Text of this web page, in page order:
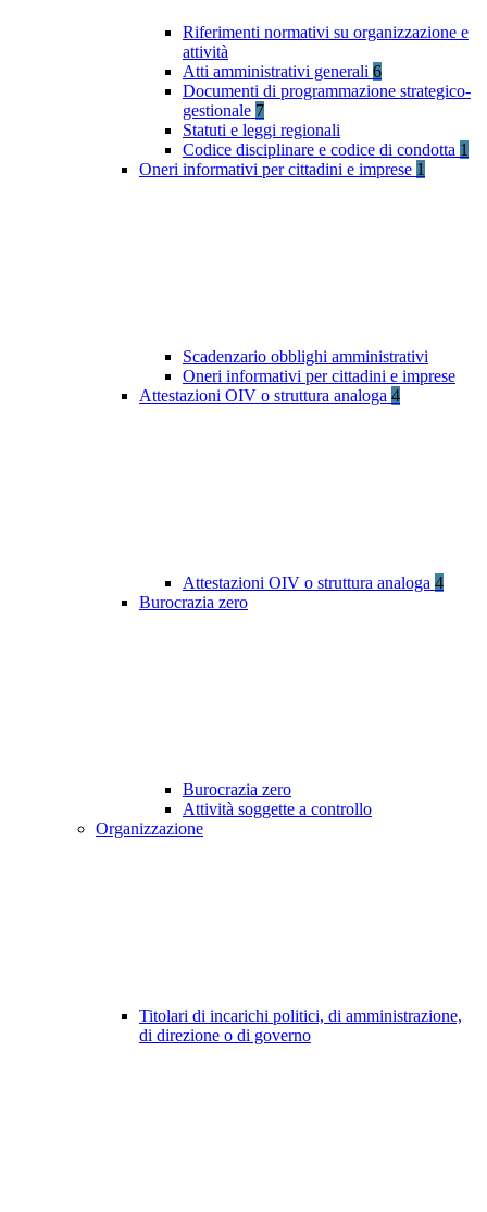
Riferimenti normativi su organizzazione e
attività
Atti amministrativi generali 6
Documenti di programmazione strategico-
gestionale 7
Statuti e leggi regionali
Codice disciplinare e codice di condotta 1
Oneri informativi per cittadini e imprese 1
Scadenzario obblighi amministrativi
Oneri informativi per cittadini e imprese
Attestazioni OIV o struttura analoga 4
Attestazioni OIV o struttura analoga 4
Burocrazia zero
Burocrazia zero
Attività soggette a controllo
Organizzazione
Titolari di incarichi politici, di amministrazione,
di direzione o di governo